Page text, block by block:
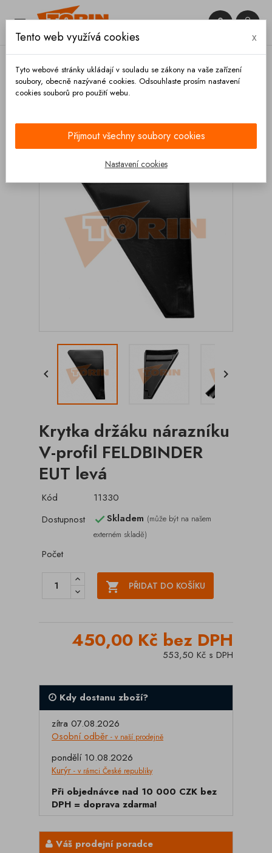
 

 
Krytka držáku nárazníku
V-profil FELDBINDER
EUT levá
Kód
11330
Dostupnost
Skladem (může být na našem
externém skladě)
Počet
 PŘIDAT DO KOŠÍKU
450,00 Kč bez DPH
553,50 Kč s DPH
Kdy dostanu zboží?
zítra 07.08.2026
Osobní odběr - v naší prodejně
pondělí 10.08.2026
Kurýr - v rámci České republiky
Při objednávce nad 10 000 CZK bez
DPH = doprava zdarma!
Váš prodejní poradce
Tento web využívá cookies x
Tyto webové stránky ukládají v souladu se zákony na vaše zařízení
soubory, obecně nazývané cookies. Odsouhlaste prosím nastavení
cookies souborů pro použití webu.
Přijmout všechny soubory cookies
Nastavení cookies